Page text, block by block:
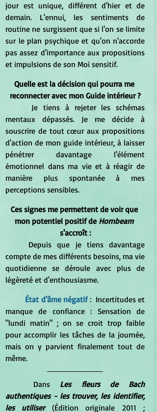
jour est unique, différent d'hier et de
demain. L'ennui, les sentiments de
routine ne surgissent que si l'on se limite
sur le plan psychique et qu'on n'accorde
pas assez d'importance aux propositions
et impulsions de son Moi sensitif.
Quelle est la décision qui pourra me
reconnecter avec mon Guide intérieur ?
mentaux dépassés. Je me décide à
souscrire de tout cœur aux propositions
d'action de mon guide intérieur, à laisser
pénétrer davantage l'élément
émotionnel dans ma vie et à réagir de
manière plus spontanée à mes
perceptions sensibles.
Ces signes me permettent de voir que
mon potentiel positif de Hornbeam
s'accroît :
compte de mes différents besoins, ma vie
quotidienne se déroule avec plus de
légèreté et d'enthousiasme.
État d'âme négatif :  Incertitudes et
manque de confiance : Sensation de
"lundi matin" ; on se croit trop faible
pour accomplir les tâches de la journée,
mais on y parvient finalement tout de
même.
Dans Les fleurs de Bach
authentiques - les trouver, les identifier,
les utiliser (Édition originale 2011 ;